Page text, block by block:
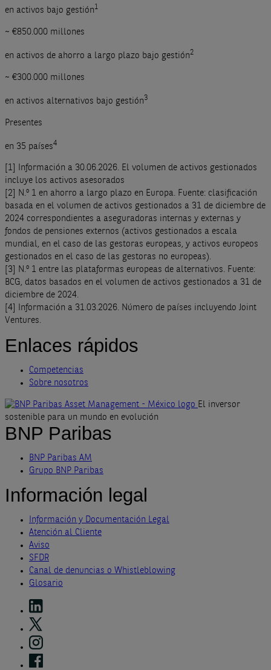
en activos bajo gestión1
~ €850.000 millones
en activos de ahorro a largo plazo bajo gestión2
~ €300.000 millones
en activos alternativos bajo gestión3
Presentes
en 35 países4
[1] Información a 30.06.2026. El volumen de activos gestionados
incluye los activos asesorados
[2] N.º 1 en ahorro a largo plazo en Europa. Fuente: clasificación
basada en el volumen de activos gestionados a 31 de diciembre de
2024 correspondientes a aseguradoras internas y externas y
fondos de pensiones externos (activos gestionados a escala
mundial, en el caso de las gestoras europeas, y activos europeos
gestionados en el caso de las gestoras no europeas).
[3] N.º 1 entre las plataformas europeas de alternativos. Fuente:
BCG, datos basados en el volumen de activos gestionados a 31 de
diciembre de 2024.
[4] Información a 31.03.2026. Número de países incluyendo Joint
Ventures.
Enlaces rápidos
Competencias
Sobre nosotros
El inversor
sostenible para un mundo en evolución
BNP Paribas
BNP Paribas AM
Grupo BNP Paribas
Información legal
Información y Documentación Legal
Atención al Cliente
Aviso
SFDR
Canal de denuncias o Whistleblowing
Glosario